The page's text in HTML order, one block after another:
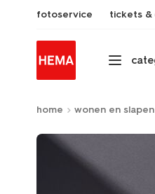
fotoservice tickets &
home wonen en slapen